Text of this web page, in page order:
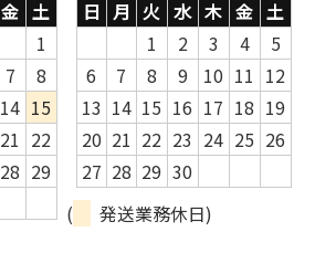
金 土
1
7
8
14 15
21 22
28 29
日 月 火 水 木 金 土
1
2 3 4
5
6
7 8 9 10 11 12
13 14 15 16 17 18 19
20 21 22 23 24 25 26
27 28 29 30
(
発送業務休日)